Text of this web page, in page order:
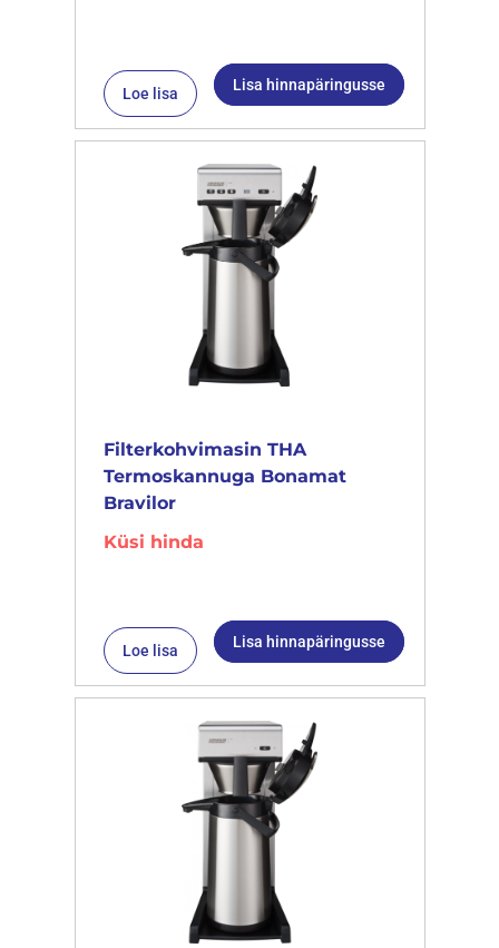
Loe lisa Lisa hinnapäringusse
Filterkohvimasin THA
Termoskannuga Bonamat
Bravilor
Küsi hinda
Loe lisa Lisa hinnapäringusse